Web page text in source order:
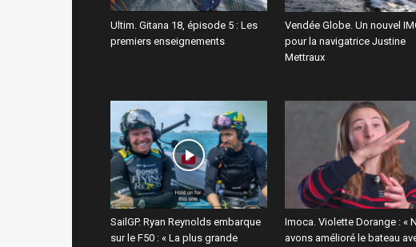
Ultim. Gitana 18, épisode 5 : Les
premiers enseignements
Vendée Globe. Un nouvel
pour la navigatrice Justine
Mettraux
SailGP. Ryan Reynolds embarque
sur le F50 : « La plus grande
Imoca. Violette Dorange : «
avons amélioré le bateau